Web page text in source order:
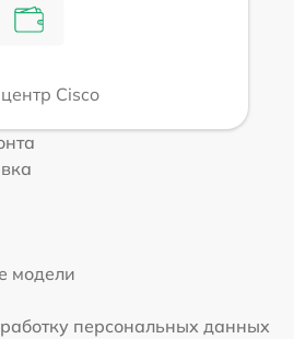
Cisco
модели
персональных данных